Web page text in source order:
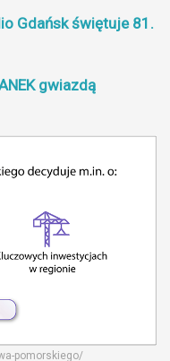
Gdańsk świętuje 81.
gwiazdą
pomorskiego/